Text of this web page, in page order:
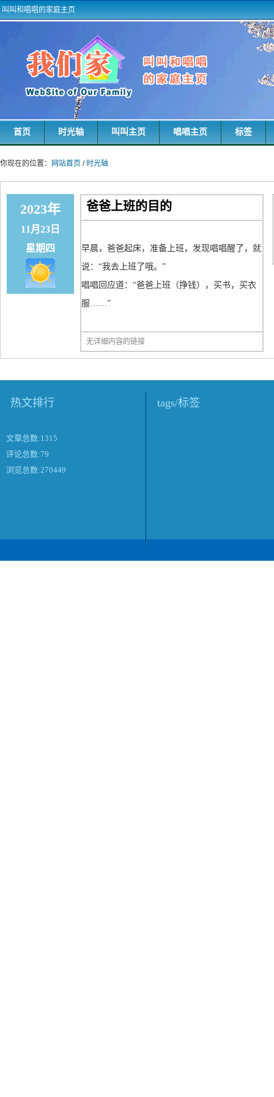
叫叫和唱唱的家庭主页
首页 时光轴 叫叫主页 唱唱主页 标签
你现在的位置： 网站首页 / 时光轴
2023年
11月23日
星期四
爸爸上班的目的
早晨，爸爸起床，准备上班，发现唱唱醒了，就
说：“我去上班了哦。”
唱唱回应道：“爸爸上班（挣钱），买书，买衣
服……”
无详细内容的链接
热文排行
文章总数:1315
评论总数:79
浏览总数:270449
tags/标签